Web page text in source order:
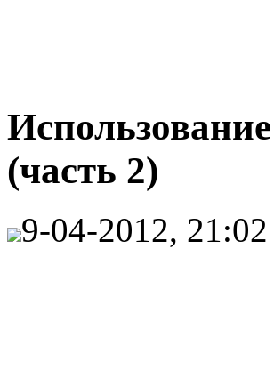
(часть 2)
9-04-2012, 21:02